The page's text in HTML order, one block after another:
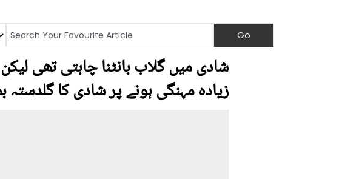
شادی میں گلاب بانٹنا چاہتی تھی
زیادہ مہنگی ہونے پر شادی کا